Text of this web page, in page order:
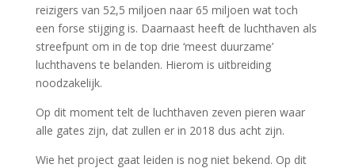
reizigers van 52,5 miljoen naar 65 miljoen wat toch
een forse stijging is. Daarnaast heeft de luchthaven als
streefpunt om in de top drie ‘meest duurzame’
luchthavens te belanden. Hierom is uitbreiding
noodzakelijk.
Op dit moment telt de luchthaven zeven pieren waar
alle gates zijn, dat zullen er in 2018 dus acht zijn.
Wie het project gaat leiden is nog niet bekend. Op dit